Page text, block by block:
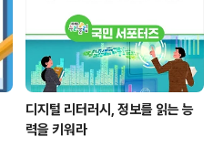
디지털 리터러시, 정보를 읽는 능
력을 키워라